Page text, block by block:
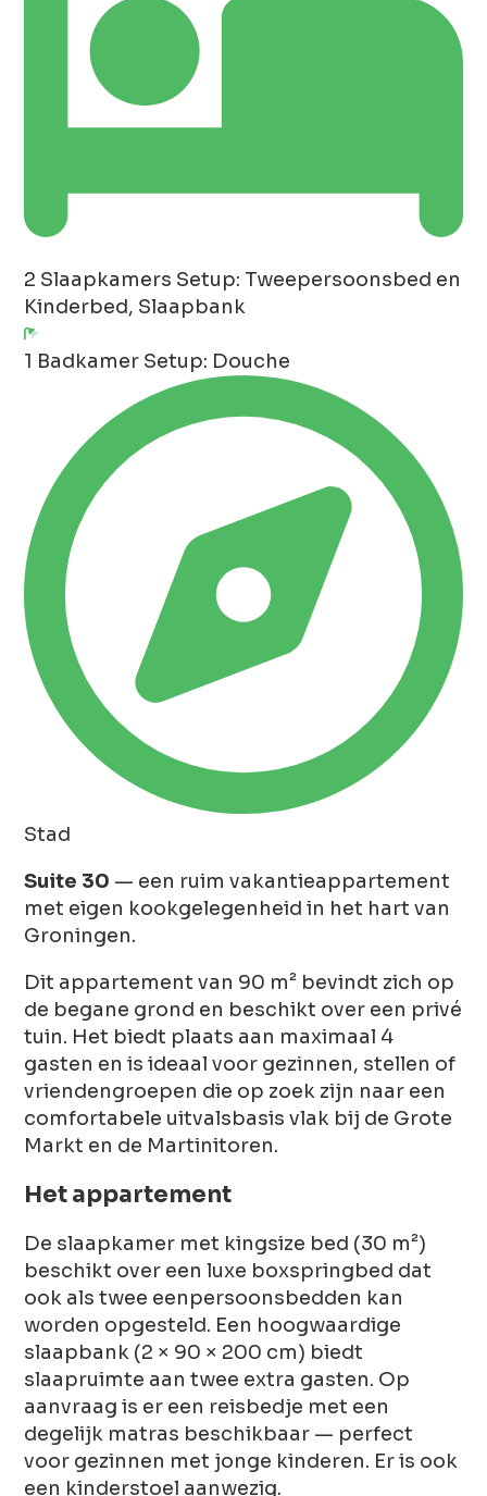
2 Slaapkamers Setup: Tweepersoonsbed en
Kinderbed, Slaapbank
1 Badkamer Setup: Douche
Stad
Suite 30 — een ruim vakantieappartement
met eigen kookgelegenheid in het hart van
Groningen.
Dit appartement van 90 m² bevindt zich op
de begane grond en beschikt over een privé
tuin. Het biedt plaats aan maximaal 4
gasten en is ideaal voor gezinnen, stellen of
vriendengroepen die op zoek zijn naar een
comfortabele uitvalsbasis vlak bij de Grote
Markt en de Martinitoren.
Het appartement
De slaapkamer met kingsize bed (30 m²)
beschikt over een luxe boxspringbed dat
ook als twee eenpersoonsbedden kan
worden opgesteld. Een hoogwaardige
slaapbank (2 × 90 × 200 cm) biedt
slaapruimte aan twee extra gasten. Op
aanvraag is er een reisbedje met een
degelijk matras beschikbaar — perfect
voor gezinnen met jonge kinderen. Er is ook
een kinderstoel aanwezig.